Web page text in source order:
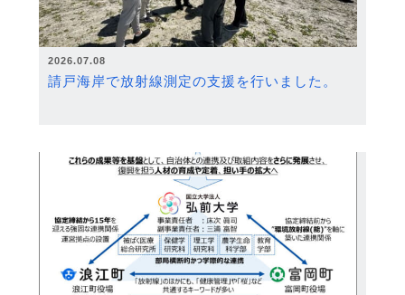
2026.07.08
請戸海岸で放射線測定の支援を行いました。